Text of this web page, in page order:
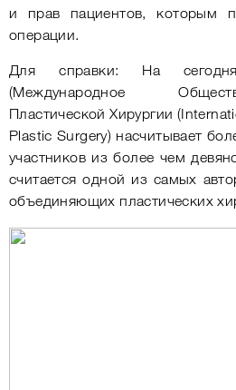
и прав пациентов, которым
операции.
Для справки: На
(Международное
Пластической Хирургии
Plastic Surgery) насчитывает
участников из более чем
считается одной из самых
объединяющих пластических